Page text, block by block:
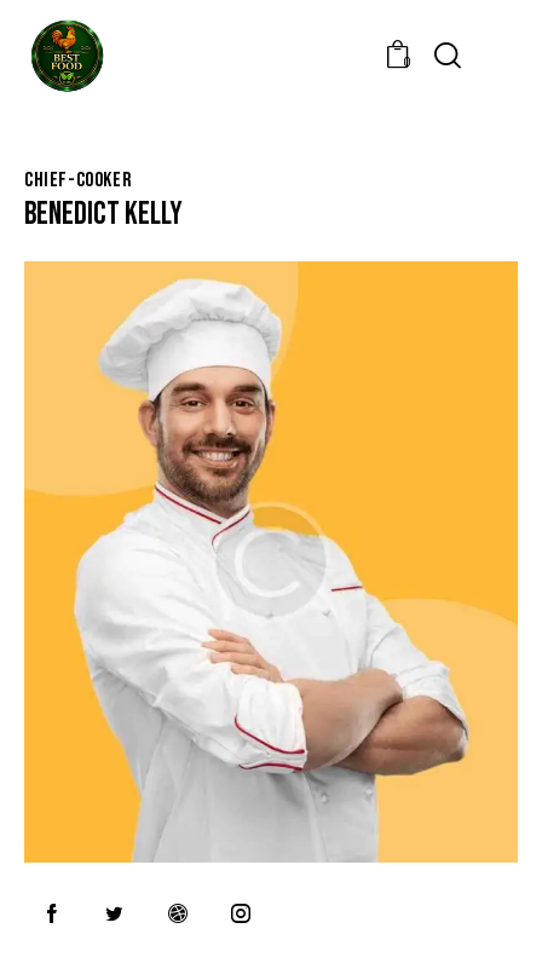
0
CHIEF-COOKER
BENEDICT KELLY